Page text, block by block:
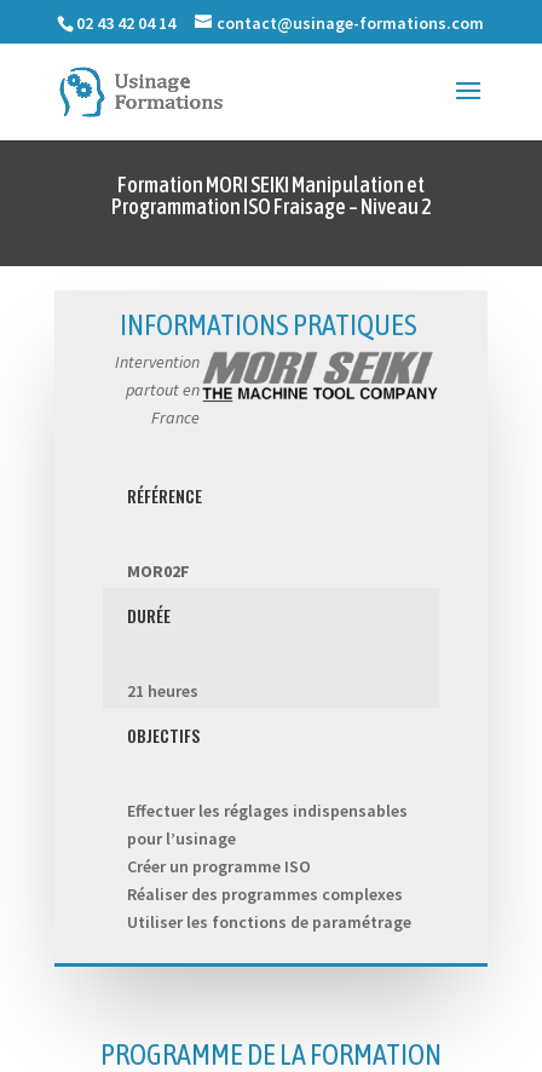
02 43 42 04 14 contact@usinage-formations.com
Formation MORI SEIKI Manipulation et
Programmation ISO Fraisage – Niveau 2
INFORMATIONS PRATIQUES
Intervention
partout en
France
RÉFÉRENCE
MOR02F
DURÉE
21 heures
OBJECTIFS
Effectuer les réglages indispensables
pour l’usinage
Créer un programme ISO
Réaliser des programmes complexes
Utiliser les fonctions de paramétrage
PROGRAMME DE LA FORMATION